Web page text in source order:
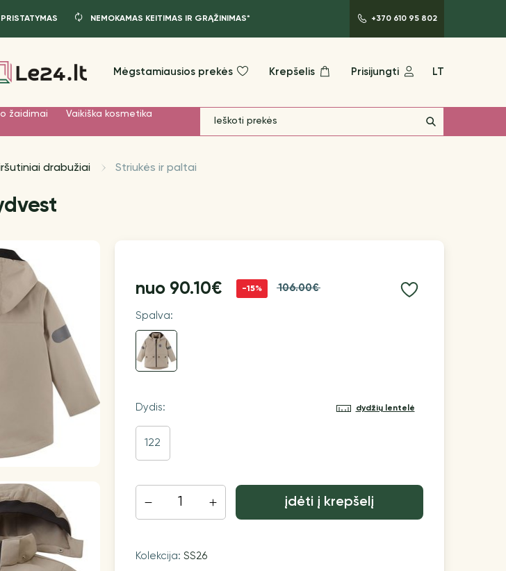
NEMOKAMAS KEITIMAS IR GRĄŽINIMAS* +370 610 95 802
Mėgstamiausios prekės Krepšelis Prisijungti LT
žaidimai
Vaikiška kosmetika
drabužiai Striukės ir paltai
nuo 90.10€ -15% 106.00€
Spalva:
Dydis: dydžių lentelė
122
įdėti į krepšelį
Kolekcija: SS26